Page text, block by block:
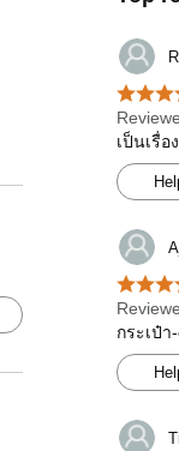
เป็นเรื่
กระเป๋